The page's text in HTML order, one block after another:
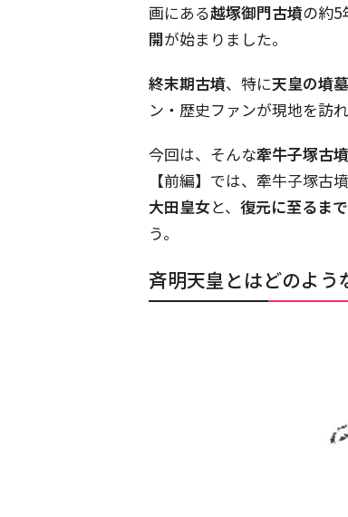
画にある越塚御門古墳の約5
開が始まりました。
終末期古墳、特に天皇の墳
ン・歴史ファンが現地を訪れ
今回は、そんな牽牛子塚古墳
【前編】では、牽牛子塚古
大田皇女と、 復元に至るま
う。
斉明天皇とはどのよう